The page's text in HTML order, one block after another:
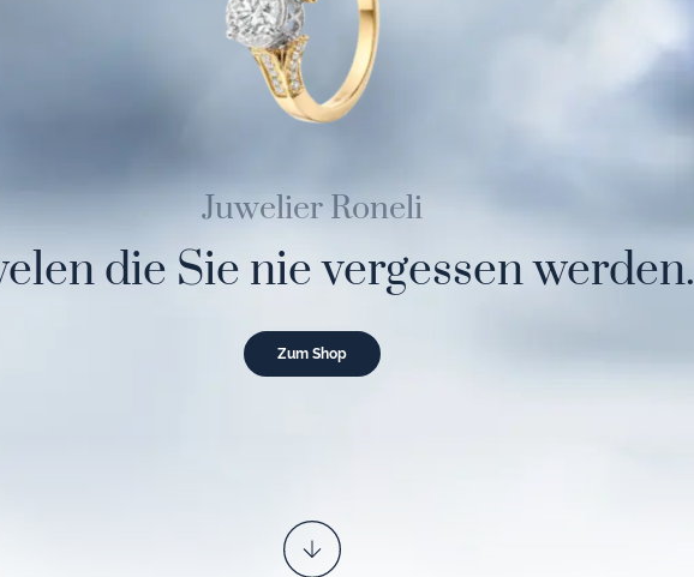
Juwelier Roneli
die Sie nie vergessen werden.
Zum Shop